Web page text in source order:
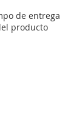
de entrega
producto